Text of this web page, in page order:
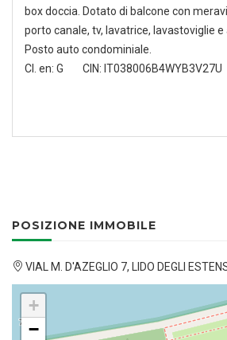
box doccia. Dotato di balcone con
porto canale, tv, lavatrice, lavastoviglie e
Posto auto condominiale.
Cl. en: G CIN: IT038006B4WYB3V27U
POSIZIONE IMMOBILE
VIAL M. D'AZEGLIO 7, LIDO DEGLI
+
−